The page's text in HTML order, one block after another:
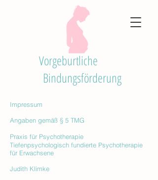
Vorgeburtliche
Bindungsförderung
Impressum
Angaben gemäß § 5 TMG
Praxis für Psychotherapie
Tiefenpsychologisch fundierte Psychotherapie
für Erwachsene
Judith Klimke